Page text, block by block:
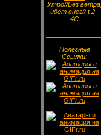
Утро//Без ветра,
идёт снег// t 2 -
4С
Полезные
Ссылки: